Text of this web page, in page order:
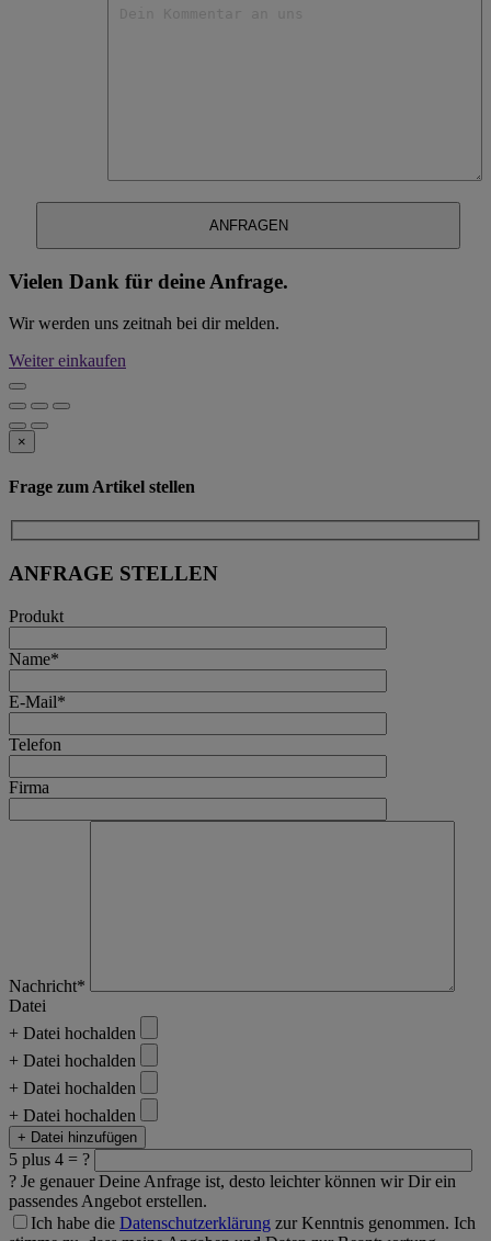
Vielen Dank für deine Anfrage.
Wir werden uns zeitnah bei dir melden.
Weiter einkaufen
×
Frage zum Artikel stellen
ANFRAGE STELLEN
Produkt
Name*
E-Mail*
Telefon
Firma
Nachricht*
Datei
+ Datei hochalden
+ Datei hochalden
+ Datei hochalden
+ Datei hochalden
+ Datei hinzufügen
5 plus 4 = ?
? Je genauer Deine Anfrage ist, desto leichter können wir Dir ein
passendes Angebot erstellen.
Ich habe die Datenschutzerklärung zur Kenntnis genommen. Ich